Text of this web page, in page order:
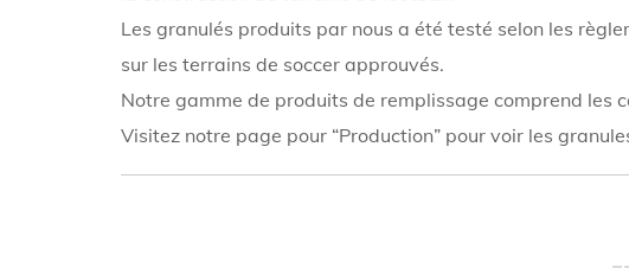
Les granulés produits par nous a été testé selon les
sur les terrains de soccer approuvés.
Notre gamme de produits de remplissage comprend les
Visitez notre page pour “Production” pour voir les